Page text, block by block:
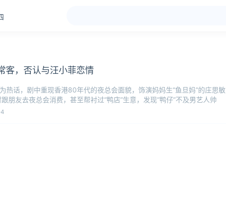
客，否认与汪小菲恋情
热话，剧中重现香港80年代的夜总会面貌，饰演妈妈生“鱼旦妈”的庄思敏
朋友去夜总会消费，甚至帮衬过“鸭店”生意，发现“鸭仔”不及男艺人帅